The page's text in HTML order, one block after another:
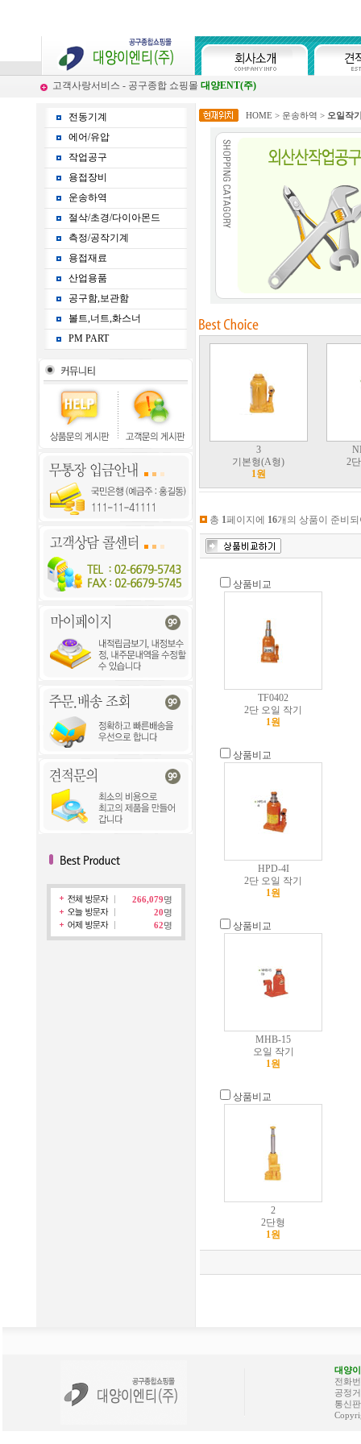
고객사랑서비스 - 공구종합 쇼핑몰 대양ENT(주)
전동기계
에어/유압
작업공구
용접장비
운송하역
절삭/초경/다이아몬드
측정/공작기계
용접재료
산업용품
공구함,보관함
볼트,너트,화스너
PM PART
266,079명
20명
62명
HOME > 운송하역 > 오일작
3
기본형(A형)
1원
2
총 1페이지에 16개의 상품이 준비
상품비교
TF0402
2단 오일 작기
1원
상품비교
HPD-4I
2단 오일 작기
1원
상품비교
MHB-15
오일 작기
1원
상품비교
2
2단형
1원
대양
전화
공정
통신